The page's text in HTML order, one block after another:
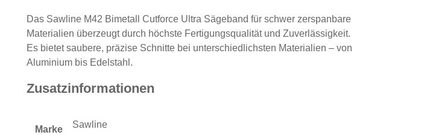
Das Sawline M42 Bimetall Cutforce Ultra Sägeband für schwer zerspanbare
Materialien überzeugt durch höchste Fertigungsqualität und Zuverlässigkeit.
Es bietet saubere, präzise Schnitte bei unterschiedlichsten Materialien – von
Aluminium bis Edelstahl.
Zusatzinformationen
Marke Sawline